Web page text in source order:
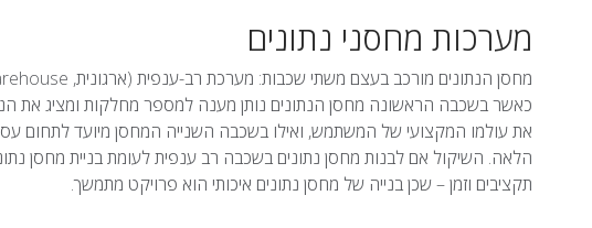
מערכות מחסני נתונים
כאשר בשכבה הראשונה מחסן הנתונים נותן מענה למספר מחלקות ומציג את
את עולמו המקצועי של המשתמש, ואילו בשכבה השנייה המחסן מיועד לתחום
הלאה. השיקול אם לבנות מחסן נתונים בשכבה רב ענפית לעומת בניית מחסן
תקציבים וזמן – שכן בנייה של מחסן נתונים איכותי הוא פרויקט מתמשך.